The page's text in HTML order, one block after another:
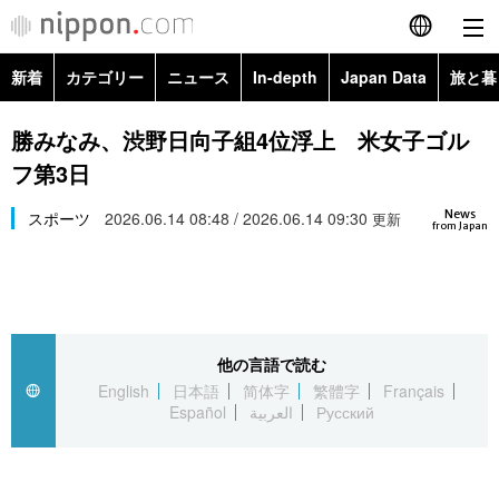
English
简体字
Русский
カテゴリー
経済・ビジネス
国際
トップ
アーカイブ
In-depth
Japan Data
新着 カテゴリー ニュース In-depth Japan Data 旅と
政治・外交
経済・ビジネス
Topics
勝みなみ、渋野日向子組4位浮上 米女子ゴル
フ第3日
News
from Japan
スポーツ 2026.06.14 08:48 / 2026.06.14 09:30 更新
他の言語で読む
English
日本語 简体字 繁體字
Français
Español
العربية Русский